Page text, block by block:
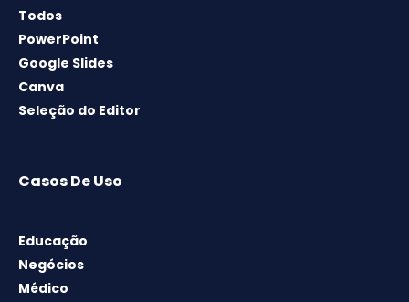
Todos
PowerPoint
Google Slides
Canva
Seleção do Editor
Casos De Uso
Educação
Negócios
Médico